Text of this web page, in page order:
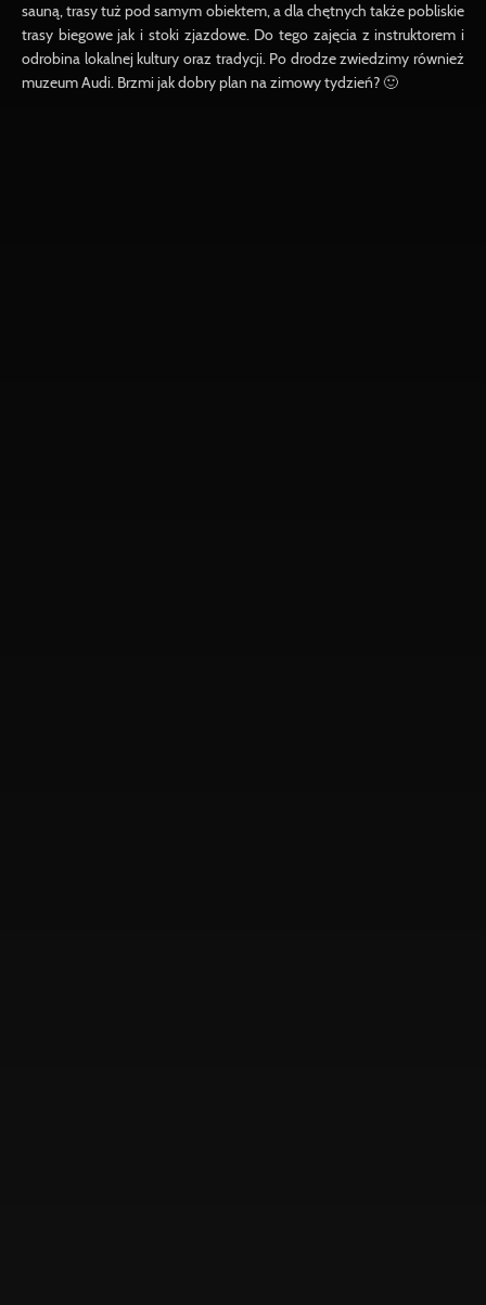
sauną, trasy tuż pod samym obiektem, a dla chętnych także pobliskie
trasy biegowe jak i stoki zjazdowe. Do tego zajęcia z instruktorem i
odrobina lokalnej kultury oraz tradycji. Po drodze zwiedzimy również
muzeum Audi. Brzmi jak dobry plan na zimowy tydzień? 🙂